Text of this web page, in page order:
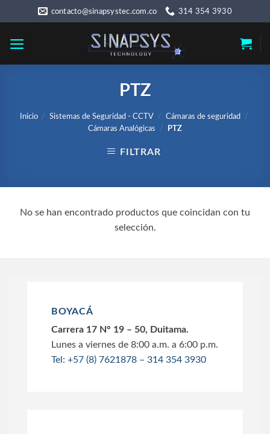
to
contacto@sinapsystec.com.co 314 354 3930
PTZ
Inicio / Sistemas de Seguridad - CCTV / Cámaras de seguridad
/
Cámaras Analógicas
/ PTZ
FILTRAR
No se han encontrado productos que coincidan con tu
selección.
BOYACÁ
Carrera 17 N° 19 – 50, Duitama.
Lunes a viernes de 8:00 a.m. a 6:00 p.m.
Tel: +57 (8) 7621878 – 314 354 3930